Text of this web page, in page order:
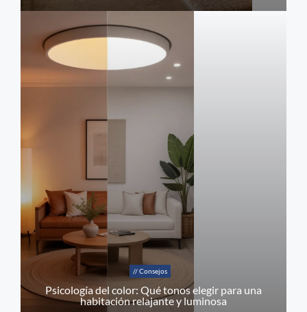
// Consejos
Psicología del color: Qué tonos elegir para una
habitación relajante y luminosa